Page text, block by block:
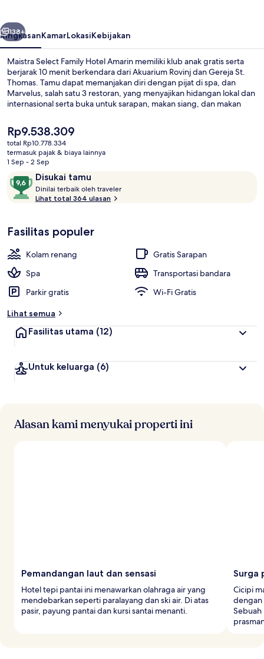
Berikutnya
138+
RingkasanKamarLokasiKebijakan
Maistra Select Family Hotel Amarin memiliki klub anak gratis serta
berjarak 10 menit berkendara dari Akuarium Rovinj dan Gereja St.
Thomas. Tamu dapat memanjakan diri dengan pijat di spa, dan
Marvelus, salah satu 3 restoran, yang menyajikan hidangan lokal dan
internasional serta buka untuk sarapan, makan siang, dan makan
kolam arus, dan bar tepi kolam renang.
Harga
saat
ini
Rp9.538.309
Rp9.538.309
total Rp10.778.334
termasuk pajak & biaya lainnya
1 Sep - 2 Sep
Ulasan Disukai tamu
9,6
dari
10,
tamu
Dinilai terbaik oleh traveler
i
r
a
Lihat total 364 ulasan
Fasilitas populer
Kolam renang
Gratis Sarapan
Spa
Transportasi bandara
Parkir gratis
Wi-Fi Gratis
Lihat semua
Fasilitas utama (12)
Untuk keluarga (6)
Alasan kami menyukai properti ini
Pemandangan laut dan sensasi
Hotel tepi pantai ini menawarkan olahraga air yang
mendebarkan seperti paralayang dan ski air. Di atas
pasir, payung pantai dan kursi santai menanti.
Surga
Cicipi
dengan
Sebuah